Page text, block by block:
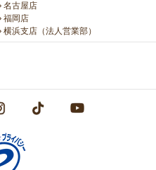
名古屋店
福岡店
横浜支店（法人営業部）